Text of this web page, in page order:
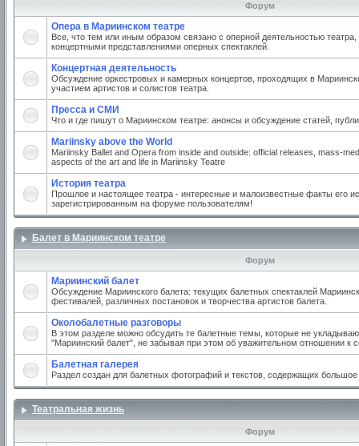
Форум
Опера в Мариинском театре
Все, что тем или иным образом связано с оперной деятельностью
концертными представлениями оперных спектаклей.
Концертная деятельность
Обсуждение оркестровых и камерных концертов, проходящих в
участием артистов и солистов театра.
Пресса и СМИ
Что и где пишут о Мариинском театре: анонсы и обсуждение статей,
Mariinsky above the World
Mariinsky Ballet and Opera from inside and outside: official releases, mass-
aspects of the art and life in Mariinsky Teatre
История театра
Прошлое и настоящее театра - интересные и малоизвестные факты его
зарегистрированным на форуме пользователям!
Балет в Мариинском театре
Форум
Мариинский балет
Обсуждение Мариинского балета: текущих балетных спектаклей
фестивалей, различных постановок и творчества артистов балета.
Околобалетные разговоры
В этом разделе можно обсудить те балетные темы, которые не
"Мариинский балет", не забывая при этом об уважительном отношении к
Балетная галерея
Раздел создан для балетных фотографий и текстов, содержащих
Театральная жизнь
Форум